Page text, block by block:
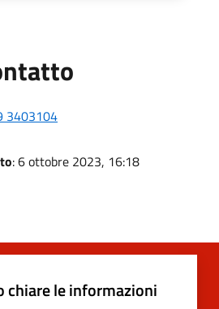
3403104
: 6 ottobre 2023, 16:18
chiare le informazioni